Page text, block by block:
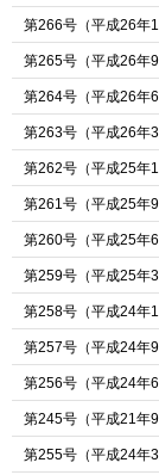
第266号（平成26年
第265号（平成26年9
第264号（平成26年6
第263号（平成26年3
第262号（平成25年
第261号（平成25年9
第260号（平成25年6
第259号（平成25年3
第258号（平成24年
第257号（平成24年9
第256号（平成24年6
第245号（平成21年9
第255号（平成24年3